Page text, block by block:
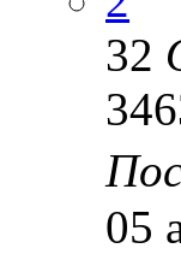
32
05